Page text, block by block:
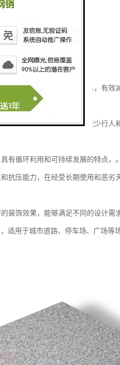
并排水，达到透水排水效果，有效
有良好的防滑性能，可以减少行人
有循环利用和可持续发展的特点，。
抗压能力，在经受长期使用和恶劣
装饰效果，能够满足不同的设计需求
适用于城市道路、停车场、广场等